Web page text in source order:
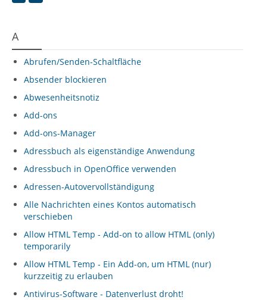
A
Abrufen/Senden-Schaltfläche
Absender blockieren
Abwesenheitsnotiz
Add-ons
Add-ons-Manager
Adressbuch als eigenständige Anwendung
Adressbuch in OpenOffice verwenden
Adressen-Autovervollständigung
Alle Nachrichten eines Kontos automatisch
verschieben
Allow HTML Temp - Add-on to allow HTML (only)
temporarily
Allow HTML Temp - Ein Add-on, um HTML (nur)
kurzzeitig zu erlauben
Antivirus-Software - Datenverlust droht!